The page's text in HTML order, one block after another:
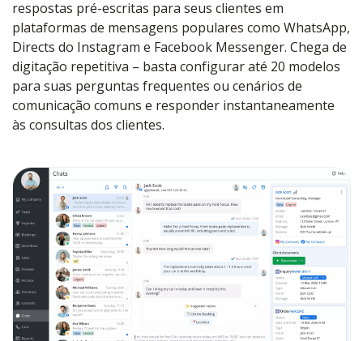
respostas pré-escritas para seus clientes em
plataformas de mensagens populares como WhatsApp,
Directs do Instagram e Facebook Messenger. Chega de
digitação repetitiva – basta configurar até 20 modelos
para suas perguntas frequentes ou cenários de
comunicação comuns e responder instantaneamente
às consultas dos clientes.